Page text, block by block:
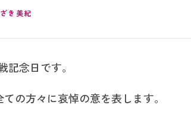
き美紀
記念日です。
の方々に哀悼の意を表します。